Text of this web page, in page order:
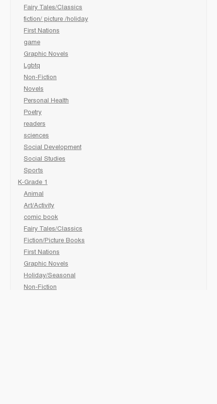
Fairy Tales/Classics
fiction/ picture /holiday
First Nations
game
Graphic Novels
Lgbtq
Non-Fiction
Novels
Personal Health
Poetry
readers
sciences
Social Development
Social Studies
Sports
K-Grade 1
Animal
Art/Activity
comic book
Fairy Tales/Classics
Fiction/Picture Books
First Nations
Graphic Novels
Holiday/Seasonal
Non-Fiction